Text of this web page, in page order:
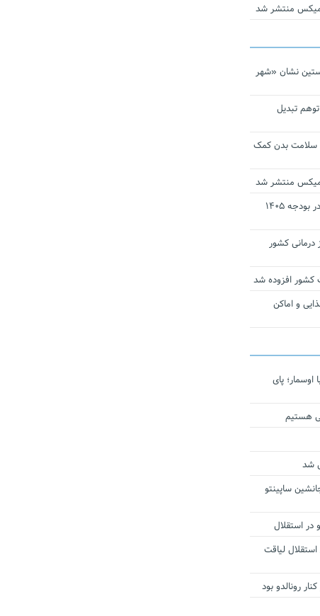
منتشر شد
نشان «شهر
تبدیل
سلامت بدن کمک
منتشر شد
ارز ترجیحی دارو و تجهیزات پزشکی در بودجه ۱۴۰۵
مراکز درمانی کشور
و اماکن
پای
هستیم
شد
ساپینتو
در استقلال
لیاقت
رونالدو بود